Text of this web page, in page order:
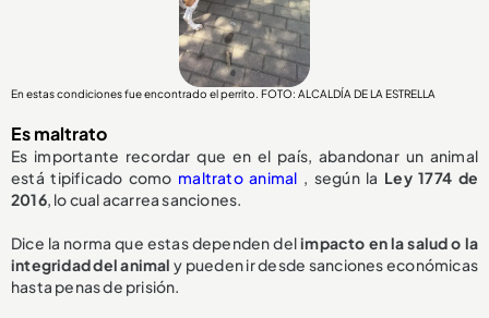
En estas condiciones fue encontrado el perrito. FOTO: ALCALDÍA DE LA ESTRELLA
Es maltrato
Es importante recordar que en el país, abandonar un animal
está tipificado como maltrato animal , según la Ley 1774 de
2016, lo cual acarrea sanciones.
Dice la norma que estas dependen delimpacto en la salud o la
integridad del animal y pueden ir desde sanciones económicas
hasta penas de prisión.